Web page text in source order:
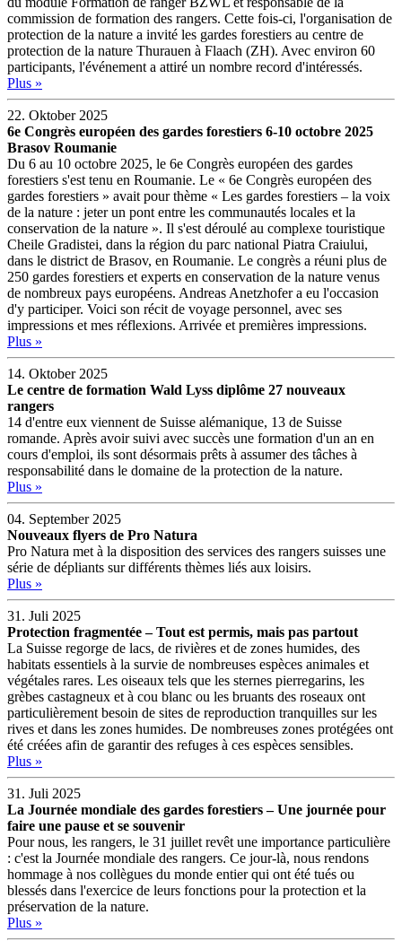
commission de formation des rangers. Cette fois-ci, l'organisation de
protection de la nature a invité les gardes forestiers au centre de
protection de la nature Thurauen à Flaach (ZH). Avec environ 60
participants, l'événement a attiré un nombre record d'intéressés.
Plus »
22. Oktober 2025
6e Congrès européen des gardes forestiers 6-10 octobre 2025
Brasov Roumanie
Du 6 au 10 octobre 2025, le 6e Congrès européen des gardes
forestiers s'est tenu en Roumanie. Le « 6e Congrès européen des
gardes forestiers » avait pour thème « Les gardes forestiers – la voix
de la nature : jeter un pont entre les communautés locales et la
conservation de la nature ». Il s'est déroulé au complexe touristique
Cheile Gradistei, dans la région du parc national Piatra Craiului,
dans le district de Brasov, en Roumanie. Le congrès a réuni plus de
250 gardes forestiers et experts en conservation de la nature venus
de nombreux pays européens. Andreas Anetzhofer a eu l'occasion
d'y participer. Voici son récit de voyage personnel, avec ses
impressions et mes réflexions. Arrivée et premières impressions.
Plus »
14. Oktober 2025
Le centre de formation Wald Lyss diplôme 27 nouveaux
rangers
14 d'entre eux viennent de Suisse alémanique, 13 de Suisse
romande. Après avoir suivi avec succès une formation d'un an en
cours d'emploi, ils sont désormais prêts à assumer des tâches à
responsabilité dans le domaine de la protection de la nature.
Plus »
04. September 2025
Nouveaux flyers de Pro Natura
Pro Natura met à la disposition des services des rangers suisses une
série de dépliants sur différents thèmes liés aux loisirs.
Plus »
31. Juli 2025
Protection fragmentée – Tout est permis, mais pas partout
La Suisse regorge de lacs, de rivières et de zones humides, des
habitats essentiels à la survie de nombreuses espèces animales et
végétales rares. Les oiseaux tels que les sternes pierregarins, les
grèbes castagneux et à cou blanc ou les bruants des roseaux ont
particulièrement besoin de sites de reproduction tranquilles sur les
rives et dans les zones humides. De nombreuses zones protégées ont
été créées afin de garantir des refuges à ces espèces sensibles.
Plus »
31. Juli 2025
La Journée mondiale des gardes forestiers – Une journée pour
faire une pause et se souvenir
Pour nous, les rangers, le 31 juillet revêt une importance particulière
: c'est la Journée mondiale des rangers. Ce jour-là, nous rendons
hommage à nos collègues du monde entier qui ont été tués ou
blessés dans l'exercice de leurs fonctions pour la protection et la
préservation de la nature.
Plus »